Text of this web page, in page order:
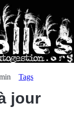
Tags
jour